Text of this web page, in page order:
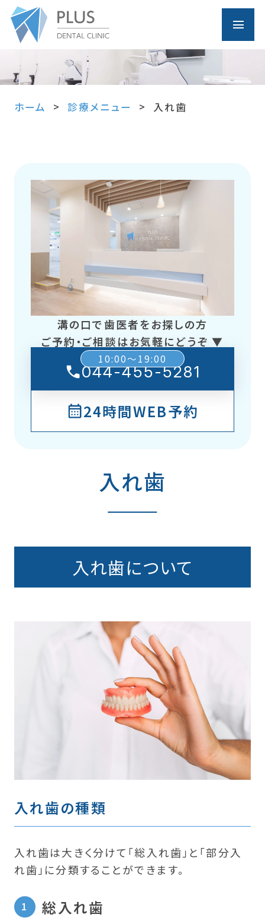
ホーム 診療メニュー 入れ歯
溝の口で歯医者をお探しの方
ご予約・ご相談はお気軽にどうぞ ▼
10:00～19:00
044-455-5281
24時間WEB予約
入れ歯
入れ歯について
入れ歯の種類
入れ歯は大きく分けて「総入れ歯」と「部分入
れ歯」に分類することができます。
総入れ歯